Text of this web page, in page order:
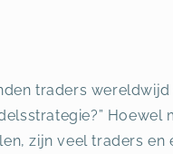
traders
Hoewel
zijn veel traders en